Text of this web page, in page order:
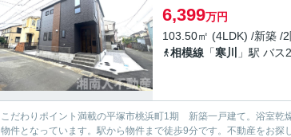
6,399万円
103.50㎡ (4LDK) /新築 /2
相模線 「寒川 」駅 バ
こだわりポイント満載の平塚市桃浜町1期 新築一戸建て。浴室乾
物件となっています。駅から物件まで徒歩9分です。不動産をお